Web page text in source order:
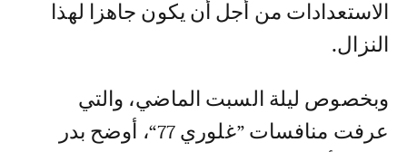
الاستعدادات من أجل أن يكون جاهزا لهذا
النزال.
وبخصوص ليلة السبت الماضي، والتي
عرفت منافسات ”غلوري 77“، أوضح بدر